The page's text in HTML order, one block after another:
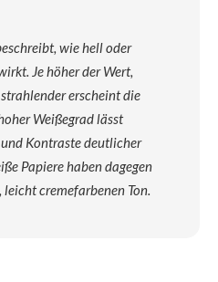
wie hell oder
Je höher der Wert,
erscheint die
Weißegrad lässt
Kontraste deutlicher
Papiere haben dagegen
cremefarbenen Ton.